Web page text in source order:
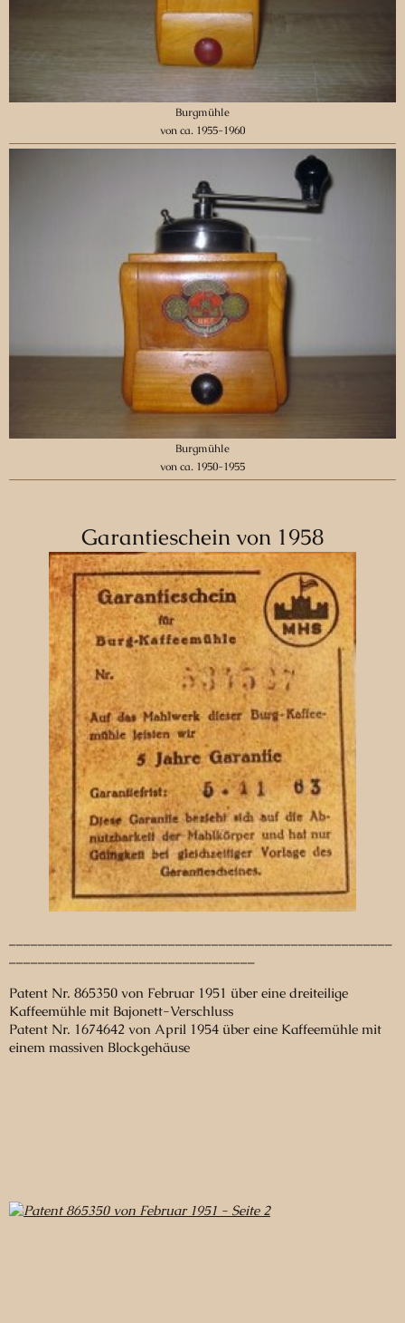
Burgmühle
von ca. 1955-1960
Burgmühle
von ca. 1950-1955
Garantieschein von 1958
Patent Nr. 865350 von Februar 1951 über eine dreiteilige
Kaffeemühle mit Bajonett-Verschluss
Patent Nr. 1674642 von April 1954 über eine Kaffeemühle mit
einem massiven Blockgehäuse